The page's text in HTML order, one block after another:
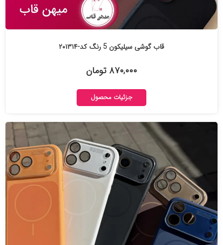
قاب گوشی سیلیکون 5 رنگ کد-۲۰۱۳۱۴
۸۷۰,۰۰۰ تومان
جزئیات محصول